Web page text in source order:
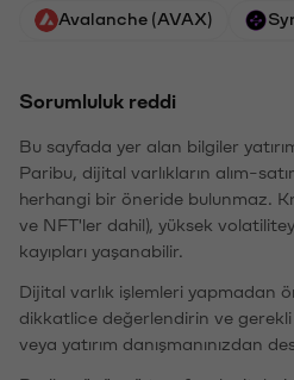
Avalanche (AVAX)
Sorumluluk reddi
Bu sayfada yer alan bilgiler
Paribu, dijital varlıkların alım-
herhangi bir öneride bulunmaz.
ve NFT'ler dahil), yüksek
kayıpları yaşanabilir.
Dijital varlık işlemleri yapmadan
dikkatlice değerlendirin ve
veya yatırım danışmanınızdan